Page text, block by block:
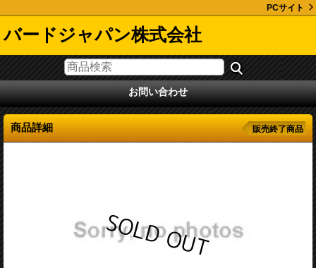
PCサイト
バードジャパン株式会社
お問い合わせ
商品詳細 販売終了商品